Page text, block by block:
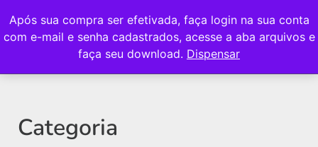
Após sua compra ser efetivada, faça login na sua conta
com e-mail e senha cadastrados, acesse a aba arquivos e
faça seu download. Dispensar
Categoria